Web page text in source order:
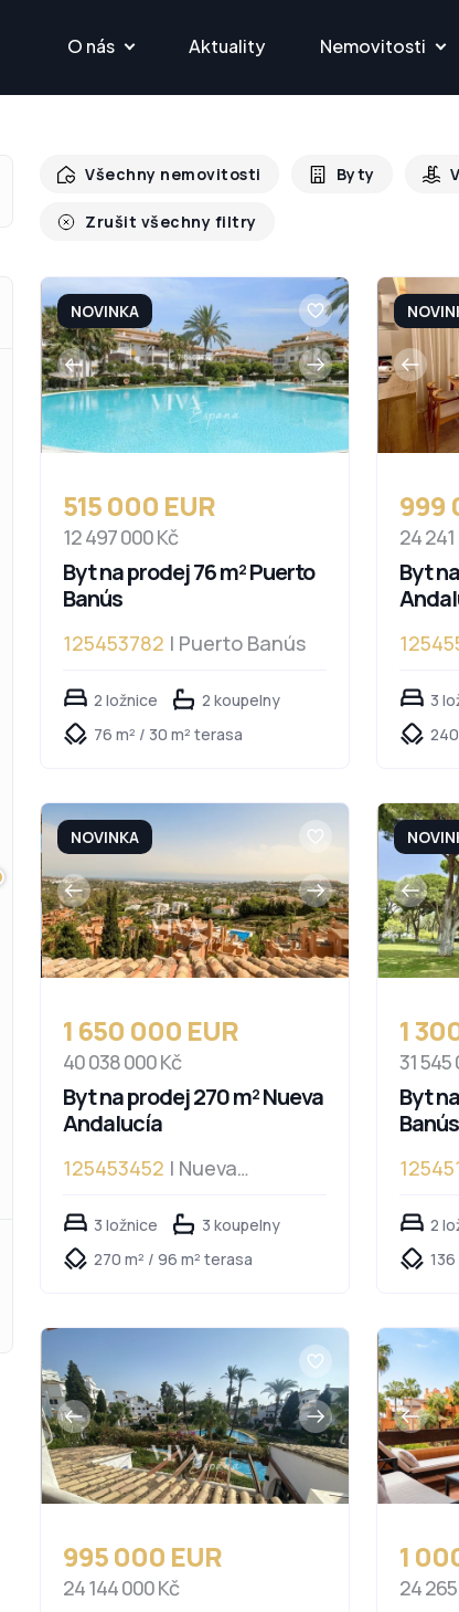
O nás Aktuality Nemovitosti
Všechny nemovitosti Byty
Zrušit všechny filtry
NOVINKA
515 000 EUR
12 497 000 Kč
Byt na prodej 76 m² Puerto
Banús
125453782 | Puerto Banús
2 ložnice
2 koupelny
76 m² / 30 m² terasa
999
24
Byt
3
NOVINKA
1 650 000 EUR
40 038 000 Kč
Byt na prodej 270 m² Nueva
Andalucía
125453452 | Nueva
3 ložnice
3 koupelny
270 m² / 96 m² terasa
1
31 545
Byt
Banús
2
995 000 EUR
24 144 000 Kč
1
24